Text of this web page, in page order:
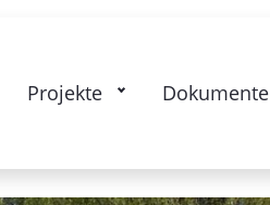
Projekte Dokumente